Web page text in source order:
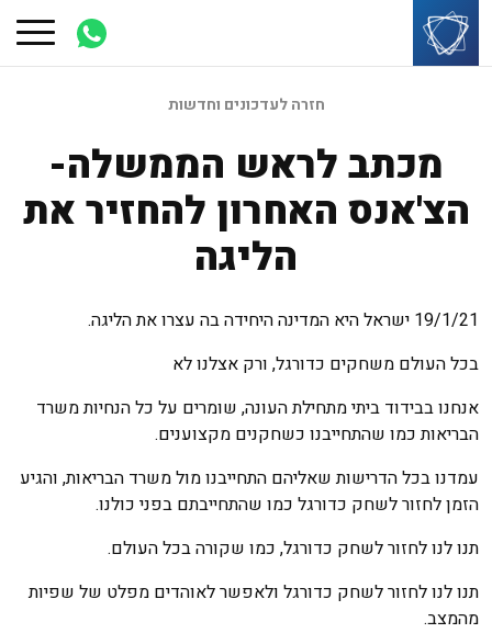
מכתב לראש הממשלה-
הצ'אנס האחרון להחזיר את
הליגה
חזרה לעדכונים וחדשות
19/1/21 ישראל היא המדינה היחידה בה עצרו את הליגה.
בכל העולם משחקים כדורגל, ורק אצלנו לא
אנחנו בבידוד ביתי מתחילת העונה, שומרים על כל הנחיות משרד
הבריאות כמו שהתחייבנו כשחקנים מקצוענים.
עמדנו בכל הדרישות שאליהם התחייבנו מול משרד הבריאות, והגיע
הזמן לחזור לשחק כדורגל כמו שהתחייבתם בפני כולנו.
תנו לנו לחזור לשחק כדורגל, כמו שקורה בכל העולם.
תנו לנו לחזור לשחק כדורגל ולאפשר לאוהדים מפלט של שפיות
מהמצב.